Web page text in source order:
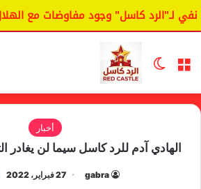
لـ"الرد كاسل" وجود مفاوضات مع
القائمة الوضع المظلم
أخبار
الهادي آدم للرد كاسل سيما لن يغادر
gabra 27 فبراير، 2022